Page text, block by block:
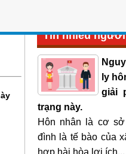
Tin nhiều
ly
giải
trạng này.
Hôn nhân là cơ
đình là tế bào của
hợp hài hòa lợi ích...